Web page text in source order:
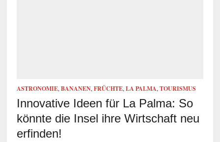
ASTRONOMIE, BANANEN, FRÜCHTE, LA PALMA, TOURISMUS
Innovative Ideen für La Palma: So
könnte die Insel ihre Wirtschaft neu
erfinden!